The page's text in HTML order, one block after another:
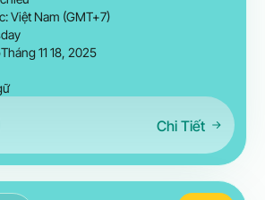
Việt Nam (GMT+7)
Tháng 11 18, 2025
Chi Tiết